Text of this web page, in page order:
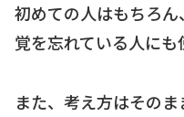
初めての人はもちろ
覚を忘れている人にも
また、考え方はそのま